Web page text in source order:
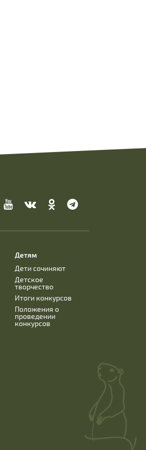
Детям
Дети сочиняют
Детское
творчество
Итоги конкурсов
Положения о
проведении
конкурсов